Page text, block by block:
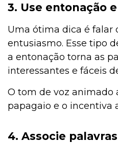
3. Use entonação
Uma ótima dica é falar
entusiasmo. Esse tipo
a entonação torna as
interessantes e fáceis
O tom de voz animado
papagaio e o incentiva
4. Associe